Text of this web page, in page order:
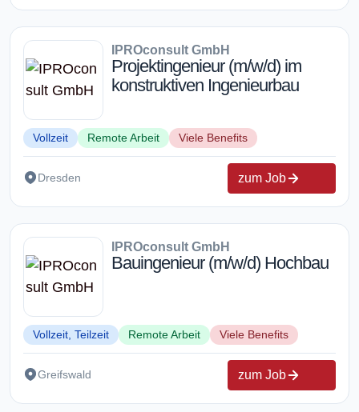
IPROconsult GmbH
Projektingenieur (m/w/d) im
konstruktiven Ingenieurbau
Vollzeit Remote Arbeit Viele Benefits
Dresden zum Job
IPROconsult GmbH
Bauingenieur (m/w/d) Hochbau
Vollzeit, Teilzeit Remote Arbeit Viele Benefits
Greifswald zum Job